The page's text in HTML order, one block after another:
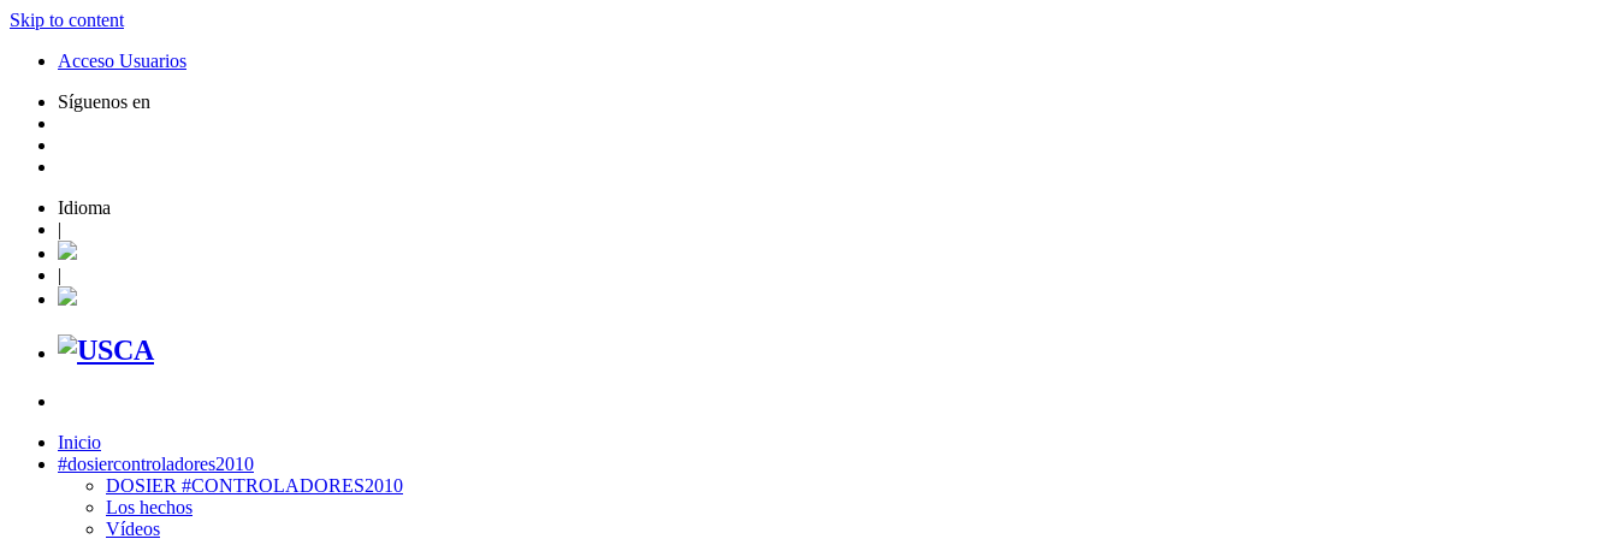
Skip to content
Acceso Usuarios
Síguenos en
Idioma
|
|
Inicio
#dosiercontroladores2010
DOSIER #CONTROLADORES2010
Los hechos
Vídeos